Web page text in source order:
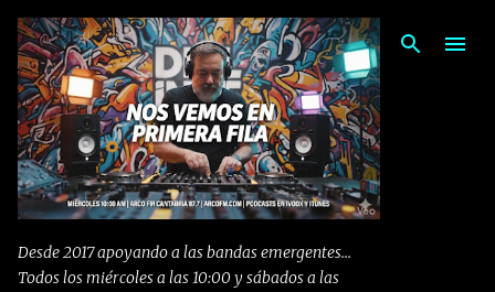
Ir al contenido principal
Desde 2017 apoyando a las bandas emergentes...
Todos los miércoles a las 10:00 y sábados a las